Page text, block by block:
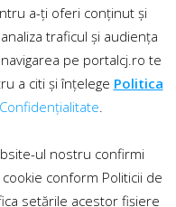
a-ți oferi conținut și
traficul și audiența
pe portalcj.ro te
a citi și înțelege Politica
.
ul nostru confirmi
conform Politicii de
setările acestor fișiere